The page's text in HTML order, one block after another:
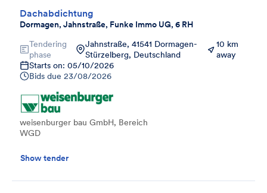
Dachabdichtung
Dormagen, Jahnstraße, Funke Immo UG, 6 RH
Tendering
phase
Jahnstraße, 41541 Dormagen-
Stürzelberg, Deutschland
10 km
away
Starts on: 05/10/2026
Bids due 23/08/2026
weisenburger bau GmbH, Bereich
WGD
Show tender